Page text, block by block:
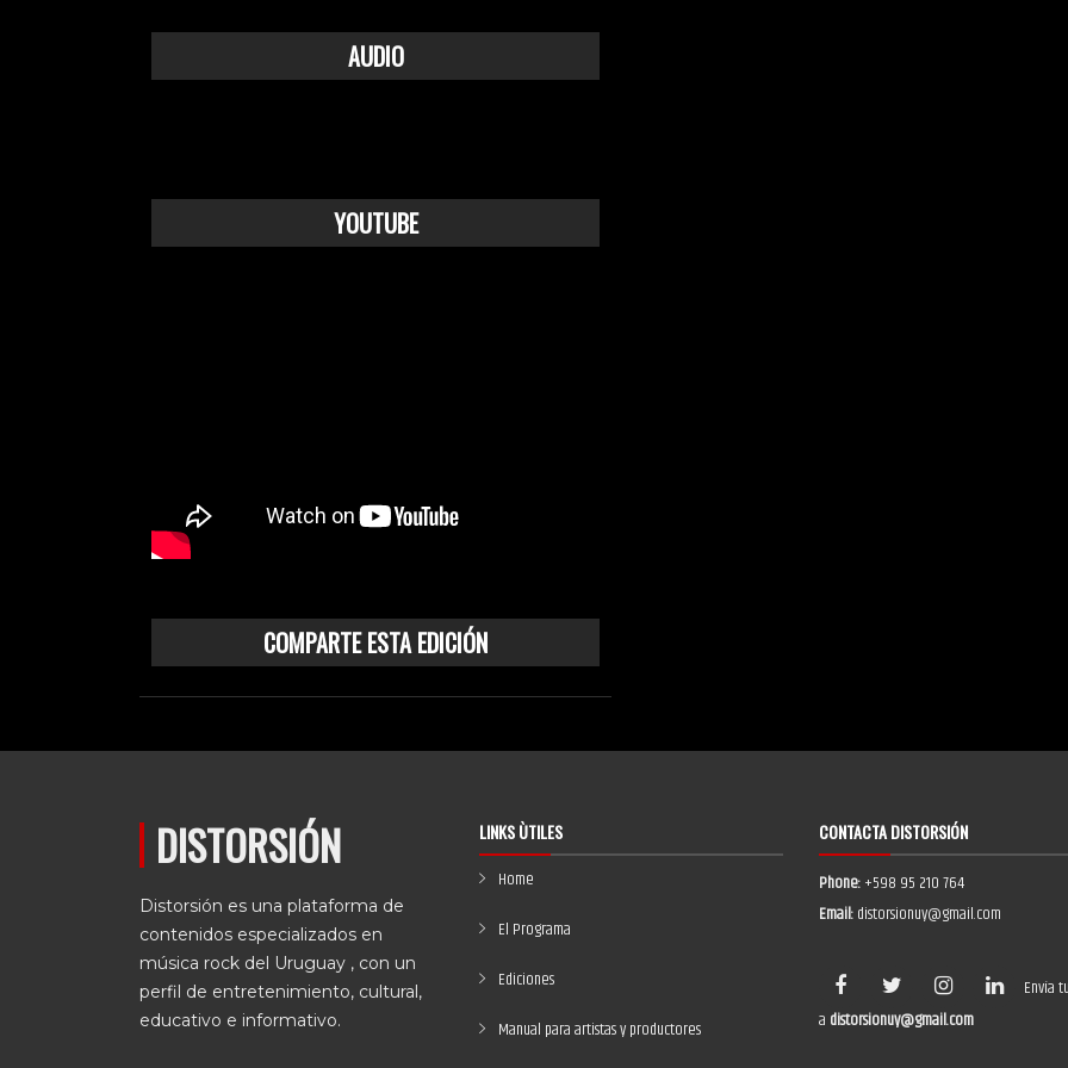
AUDIO
YOUTUBE
COMPARTE ESTA EDICIÓN
DISTORSIÓN
Distorsión es una plataforma de
contenidos especializados en
música rock del Uruguay , con un
perfil de entretenimiento, cultural,
educativo e informativo.
LINKS ÙTILES
Home
El Programa
Ediciones
Manual para artistas y productores
CONTACTA DISTORSIÓN
Phone:+598 95 210 764
Email:distorsionuy@gmail.com
Envía
a distorsionuy@gmail.com